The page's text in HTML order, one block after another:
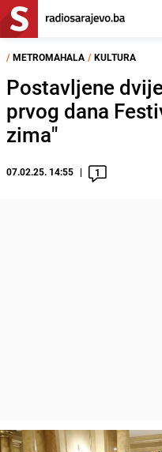
/ METROMAHALA / KULTURA
Postavljene
prvog dana
zima"
07.02.25. 14:55 1